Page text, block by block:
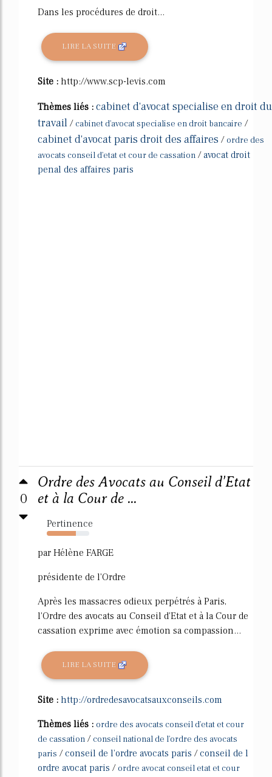
Dans les procédures de droit...
LIRE LA SUITE
Site : http://www.scp-levis.com
Thèmes liés : cabinet d'avocat specialise en droit du
travail / cabinet d'avocat specialise en droit bancaire /
cabinet d'avocat paris droit des affaires / ordre des
avocats conseil d'etat et cour de cassation /avocat droit
penal des affaires paris
0
Ordre des Avocats au Conseil d'Etat
et à la Cour de ...
Pertinence
68%
par Hélène FARGE
présidente de l'Ordre
Après les massacres odieux perpétrés à Paris,
l'Ordre des avocats au Conseil d'Etat et à la Cour de
cassation exprime avec émotion sa compassion...
LIRE LA SUITE
Site : http://ordredesavocatsauxconseils.com
Thèmes liés : ordre des avocats conseil d'etat et cour
de cassation / conseil national de l'ordre des avocats
paris /conseil de l'ordre avocats paris /conseil de l
ordre avocat paris / ordre avocat conseil etat et cour